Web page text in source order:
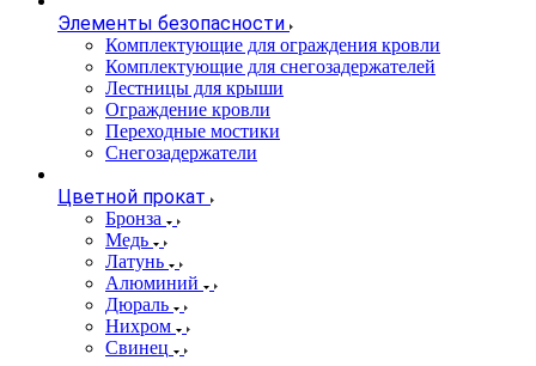
Элементы безопасности
Комплектующие для ограждения кровли
Комплектующие для снегозадержателей
Лестницы для крыши
Ограждение кровли
Переходные мостики
Снегозадержатели
Цветной прокат
Бронза
Медь
Латунь
Алюминий
Дюраль
Нихром
Свинец